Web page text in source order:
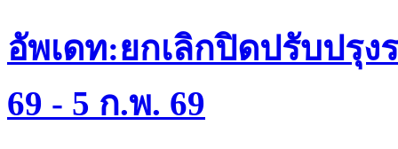
อัพเดท:ยกเลิกปิดปรับปรุ
69 - 5 ก.พ. 69